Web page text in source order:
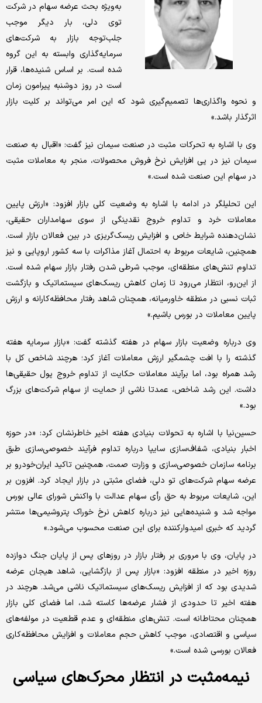
به‌‌‌ویژه بحث عرضه سهام در شرکت
توی دلی، بار دیگر موجب
جلب‌توجه بازار به شرکت‌های
سرمایه‌‌‌گذاری وابسته به این گروه
شده است. بر اساس شنیده‌‌‌ها، قرار
است در روز دوشنبه پیرامون زمان
و نحوه واگذاری‌‌‌ها تصمیم‌گیری شود که این امر می‌تواند بر کلیت بازار
اثرگذار باشد.»
وی با اشاره به تحرکات مثبت در صنعت سیمان نیز گفت: «اقبال به صنعت
سیمان نیز در پی افزایش نرخ فروش محصولات، منجر به معاملات مثبت
در سهام این صنعت شده است.»
این تحلیلگر در ادامه با اشاره به وضعیت کلی بازار افزود: «ارزش پایین
معاملات خرد و تداوم خروج نقدینگی از سوی سهامداران حقیقی،
نشان‌دهنده شرایط خاص و افزایش ریسک‌‌‌گریزی در بین فعالان بازار است.
همچنین، شایعات مربوط به احتمال آغاز مذاکرات با سه کشور اروپایی و نیز
تداوم تنش‌‌‌های منطقه‌‌‌ای، موجب شرطی شدن رفتار بازار سهام شده است.
از این‌‌‌رو، انتظار می‌‌‌رود تا زمان کاهش ریسک‌‌‌های سیستماتیک و بازگشت
ثبات نسبی در منطقه خاورمیانه، همچنان شاهد رفتار محافظه‌‌‌کارانه و ارزش
پایین معاملات در بورس باشیم.»
وی درباره وضعیت بازار سهام در هفته گذشته گفت: «بازار سرمایه هفته
گذشته را با افت چشمگیر ارزش معاملات آغاز کرد؛ هرچند شاخص کل با
رشد همراه بود، اما برآیند معاملات حکایت از تداوم خروج پول حقیقی‌‌‌ها
داشت. این رشد شاخص، عمدتا ناشی از حمایت از سهام شرکت‌های بزرگ
بود.»
حسین‌‌‌نیا با اشاره به تحولات بنیادی هفته اخیر خاطرنشان کرد: «در حوزه
اخبار بنیادی، شفاف‌‌‌سازی سایپا درباره تداوم فرآیند خصوصی‌‌‌سازی طبق
برنامه سازمان خصوصی‌‌‌سازی و وزارت صمت، همچنین تاکید ایران‌‌‌خودرو بر
عرضه سهام شرکت‌های تو دلی، فضای مثبتی در بازار ایجاد کرد. افزون بر
این، شایعات مربوط به حق رأی سهام عدالت با واکنش شورای عالی بورس
مواجه شد و شنیده‌‌‌هایی نیز درباره کاهش نرخ خوراک پتروشیمی‌‌‌ها منتشر
گردید که خبری امیدوارکننده برای این صنعت محسوب می‌شود.»
در پایان، وی با مروری بر رفتار بازار در روزهای پس از پایان جنگ دوازده
‌‌‌روزه اخیر در منطقه افزود: «بازار پس از بازگشایی، شاهد هیجان عرضه
شدیدی بود که از افزایش ریسک‌‌‌های سیستماتیک ناشی می‌شد. هرچند در
هفته اخیر تا حدودی از فشار عرضه‌‌‌ها کاسته شد، اما فضای کلی بازار
همچنان محتاطانه است. تنش‌‌‌های منطقه‌‌‌ای و عدم قطعیت در مولفه‌‌‌های
سیاسی و اقتصادی، موجب کاهش حجم معاملات و افزایش محافظه‌‌‌کاری
فعالان بورسی شده است.»
نیمه‌‌‌مثبت در انتظار محرک‌‌‌های سیاسی